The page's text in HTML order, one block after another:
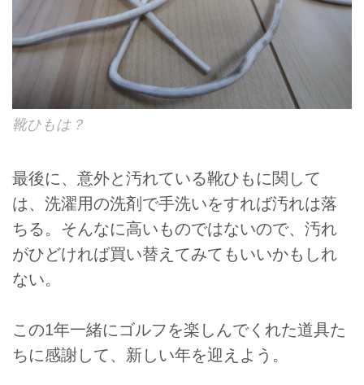
靴ひもは？
最後に、意外と汚れている靴ひもに関して
は、洗濯用の洗剤で手洗いをすれば汚れは落
ちる。そんなに高いものではないので、汚れ
がひどければ買い替えてみてもいいかもしれ
ない。
この1年一緒にゴルフを楽しんでくれた道具た
ちに感謝して、新しい年を迎えよう。